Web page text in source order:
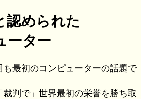
認められた
ター
も最初のコンピューターの話題で
裁判で」世界最初の栄誉を勝ち取